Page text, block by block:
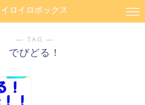
イロイロボックス
― TAG ―
でびどる！